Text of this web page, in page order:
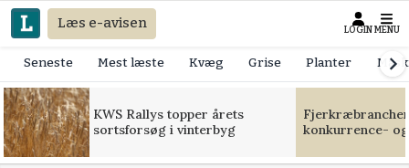
Læs e-avisen LOGIN MENU
Seneste Mest læste Kvæg Grise Planter
KWS Rallys topper årets
sortsforsøg i vinterbyg
konkurrence-